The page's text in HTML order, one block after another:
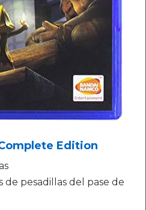
Edition
de pesadillas del pase de